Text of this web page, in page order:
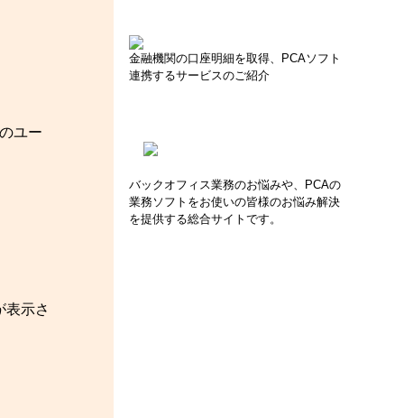
金融機関の口座明細を取得、PCAソフト
連携するサービスのご紹介
バックオフィス業務のお悩みや、PCAの
業務ソフトをお使いの皆様のお悩み解決
を提供する総合サイトです。
ユー
表示さ